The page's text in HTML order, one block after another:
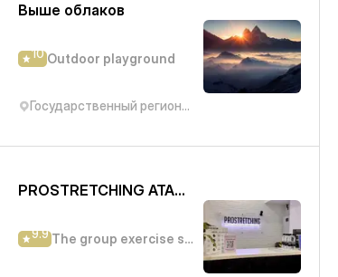
Выше облаков
10 Outdoor playground
Государственный региональный природный парк Медеу
PROSTRETCHING ATAKENT
9.9 The group exercise studio